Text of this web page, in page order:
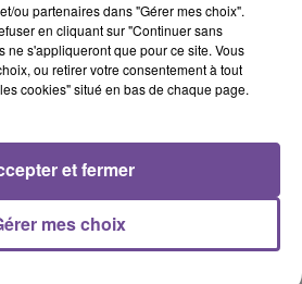
l'élément
VOUS
ou partenaires dans "Gérer mes choix".
en cliquant sur "Continuer sans
ne s'appliqueront que pour ce site. Vous
ou retirer votre consentement à tout
cookies" situé en bas de chaque page.
mes choix
et fermer